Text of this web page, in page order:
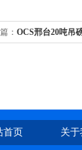
： OCS邢台20吨吊
首页 关